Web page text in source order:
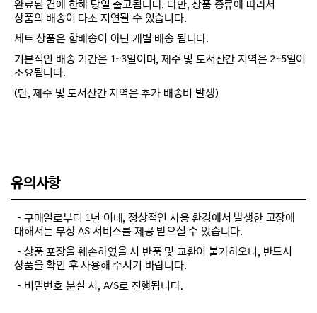
완료된 건에 한해 당일 출고됩니다. 다만, 상품 종류에 따라서
상품의 배송이 다소 지연될 수 있습니다.
세트 상품은 합배송이 아닌 개별 배송 됩니다.
기본적인 배송 기간은 1~3일이며, 제주 및 도서산간 지역은 2~5일이
소요됩니다.
(단, 제주 및 도서산간 지역은 추가 배송비 발생)
유의사항
－구매일로부터 1년 이내, 정상적인 사용 환경에서 발생한 고장에
대해서는 무상 AS 서비스를 제공 받으실 수 있습니다.
－상품 포장을 훼손하였을 시 반품 및 교환이 불가하오니, 반드시
상품을 확인 후 사용해 주시기 바랍니다.
－비밀번호 분실 시, A/S로 진행됩니다.